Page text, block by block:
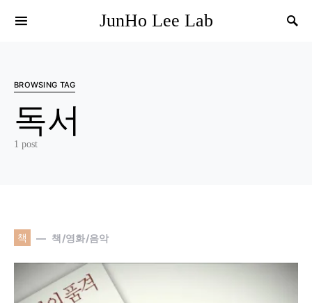
JunHo Lee Lab
BROWSING TAG
독서
1 post
책 책/영화/음악